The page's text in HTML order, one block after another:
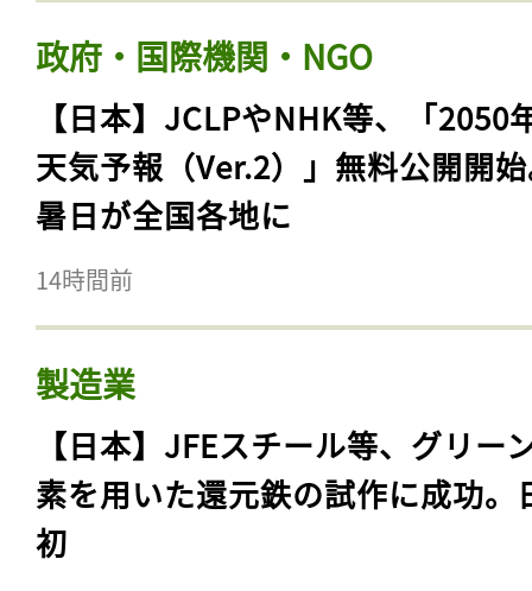
政府・国際機関・NGO
【日本】JCLPやNHK等、「2050
天気予報（Ver.2）」無料公開開
暑日が全国各地に
14時間前
製造業
【日本】JFEスチール等、グリー
素を用いた還元鉄の試作に成功。
初